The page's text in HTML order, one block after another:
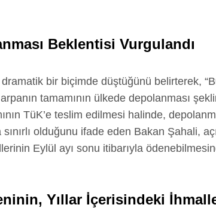
Beklentisi Vurgulandı
bir biçimde düştüğünü belirterek,
tamamının ülkede depolanması
TüK’e teslim edilmesi halinde,
olduğunu ifade eden Bakan Şahali,
Eylül ayı sonu itibarıyla
Yıllar İçerisindeki